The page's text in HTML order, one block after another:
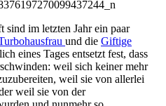
sind im letzten Jahr ein paar
und die Giftige
eines Tages entsetzt fest, dass
weil sich keiner mehr
weil sie von allerlei
weil sie von der